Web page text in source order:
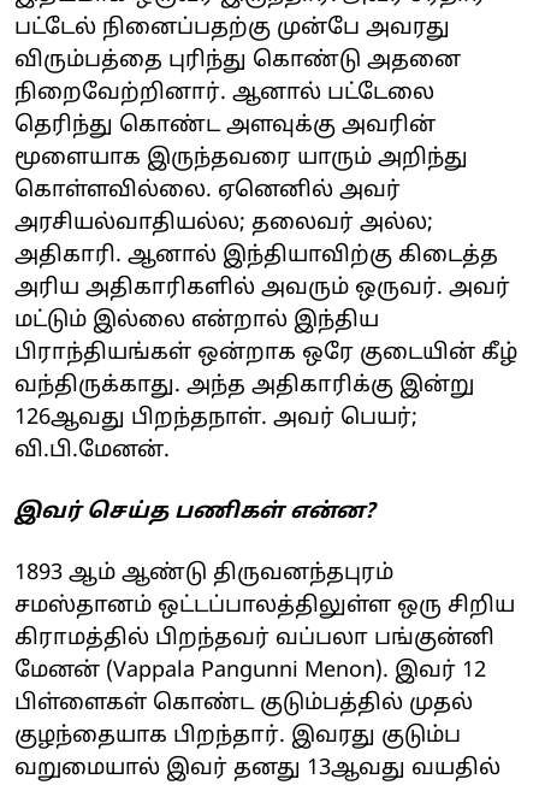
பட்டேல் நினைப்பதற்கு முன்பே அவரது
விரும்பத்தை புரிந்து கொண்டு அதனை
நிறைவேற்றினார். ஆனால் பட்டேலை
தெரிந்து கொண்ட அளவுக்கு அவரின்
மூளையாக இருந்தவரை யாரும் அறிந்து
கொள்ளவில்லை. ஏனெனில் அவர்
அரசியல்வாதியல்ல; தலைவர் அல்ல;
அதிகாரி. ஆனால் இந்தியாவிற்கு கிடைத்த
அரிய அதிகாரிகளில் அவரும் ஒருவர். அவர்
மட்டும் இல்லை என்றால் இந்திய
பிராந்தியங்கள் ஒன்றாக ஒரே குடையின் கீழ்
வந்திருக்காது. அந்த அதிகாரிக்கு இன்று
126ஆவது பிறந்தநாள். அவர் பெயர்;
வி.பி.மேனன்.
இவர் செய்த பணிகள் என்ன?
1893 ஆம் ஆண்டு திருவனந்தபுரம்
சமஸ்தானம் ஒட்டப்பாலத்திலுள்ள ஒரு சிறிய
கிராமத்தில் பிறந்தவர் வப்பலா பங்குன்னி
மேனன் (Vappala Pangunni Menon). இவர் 12
பிள்ளைகள் கொண்ட குடும்பத்தில் முதல்
குழந்தையாக பிறந்தார். இவரது குடும்ப
வறுமையால் இவர் தனது 13ஆவது வயதில்